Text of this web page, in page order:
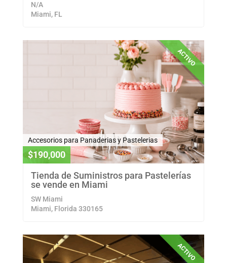
N/A
Miami, FL
ACTIVO
Accesorios para Panaderias y Pastelerias
$190,000
Tienda de Suministros para Pastelerías
se vende en Miami
SW Miami
Miami, Florida 330165
ACTIVO